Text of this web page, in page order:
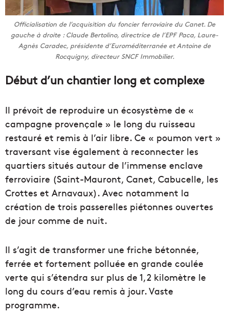
Officialisation de l’acquisition du foncier ferroviaire du Canet. De
gauche à droite : Claude Bertolino, directrice de l’EPF Paca, Laure-
Agnès Caradec, présidente d’Euroméditerranée et Antoine de
Rocquigny, directeur SNCF Immobilier.
Début d’un chantier long et complexe
Il prévoit de reproduire un écosystème de «
campagne provençale » le long du ruisseau
restauré et remis à l’air libre. Ce « poumon vert »
traversant vise également à reconnecter les
quartiers situés autour de l’immense enclave
ferroviaire (Saint-Mauront, Canet, Cabucelle, les
Crottes et Arnavaux). Avec notamment la
création de trois passerelles piétonnes ouvertes
de jour comme de nuit.
Il s’agit de transformer une friche bétonnée,
ferrée et fortement polluée en grande coulée
verte qui s’étendra sur plus de 1,2 kilomètre le
long du cours d’eau remis à jour. Vaste
programme.